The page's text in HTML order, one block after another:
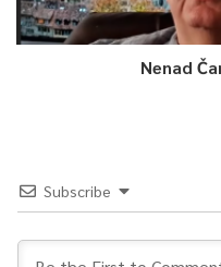
Nenad
Subscribe